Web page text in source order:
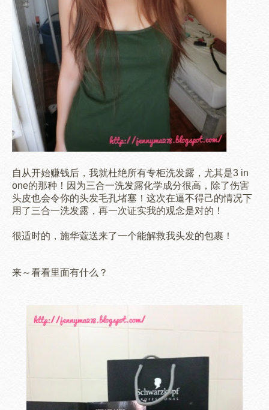
自从开始赚钱后，我就杜绝所有专柜洗发露，尤其是3 in
one的那种！因为三合一洗发露化学成分很高，除了伤害
头皮也会令你的头发毛孔堵塞！ 这次在逼不得己的情况下
用了三合一洗发露，再一次证实我的观念是对的！
很适时的，施华蔻送来了一个能解救我头发的包裹！
来～看看里面有什么？